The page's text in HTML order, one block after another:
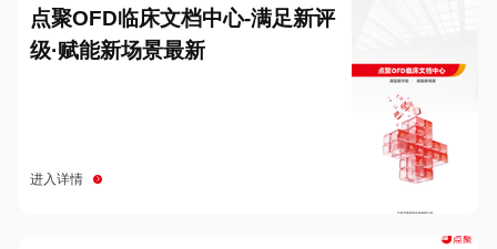
点聚OFD临床文档中心-满足新评
级·赋能新场景最新
进入详情